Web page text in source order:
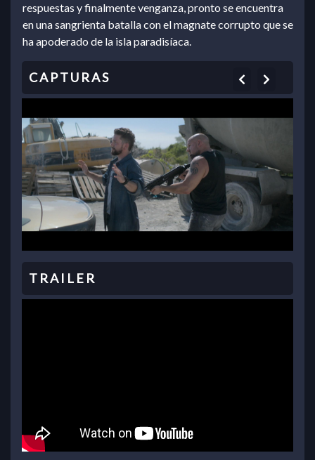
respuestas y finalmente venganza, pronto se encuentra
en una sangrienta batalla con el magnate corrupto que se
ha apoderado de la isla paradisíaca.
Previous